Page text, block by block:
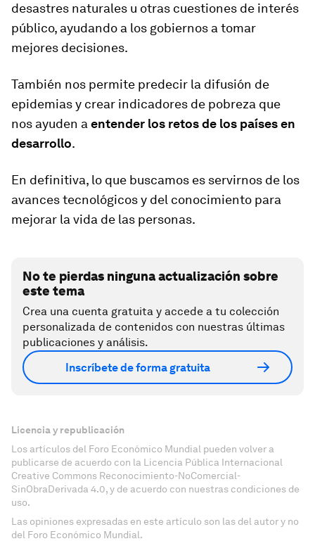
desastres naturales u otras cuestiones de interés
público, ayudando a los gobiernos a tomar
mejores decisiones.
También nos permite predecir la difusión de
epidemias y crear indicadores de pobreza que
nos ayuden a entender los retos de los países en
desarrollo.
En definitiva, lo que buscamos es servirnos de los
avances tecnológicos y del conocimiento para
mejorar la vida de las personas.
No te pierdas ninguna actualización sobre
este tema
Crea una cuenta gratuita y accede a tu colección
personalizada de contenidos con nuestras últimas
publicaciones y análisis.
Inscríbete de forma gratuita
Licencia y republicación
Los artículos del Foro Económico Mundial pueden volver a
publicarse de acuerdo con la Licencia Pública Internacional
Creative Commons Reconocimiento-NoComercial-
SinObraDerivada 4.0, y de acuerdo con nuestras condiciones de
uso.
Las opiniones expresadas en este artículo son las del autor y no
del Foro Económico Mundial.